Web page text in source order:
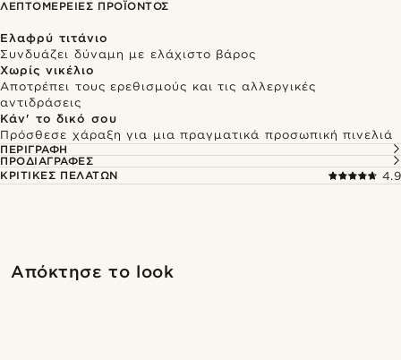
ΛΕΠΤΟΜΈΡΕΙΕΣ ΠΡΟΪΌΝΤΟΣ
Ελαφρύ τιτάνιο
Συνδυάζει δύναμη με ελάχιστο βάρος
Χωρίς νικέλιο
Αποτρέπει τους ερεθισμούς και τις αλλεργικές
αντιδράσεις
Κάν' το δικό σου
Πρόσθεσε χάραξη για μια πραγματικά προσωπική πινελιά
ΠΕΡΙΓΡΑΦΉ
ΠΡΟΔΙΑΓΡΑΦΈΣ
ΚΡΙΤΙΚΈΣ ΠΕΛΑΤΏΝ
4.9
Απόκτησε το look